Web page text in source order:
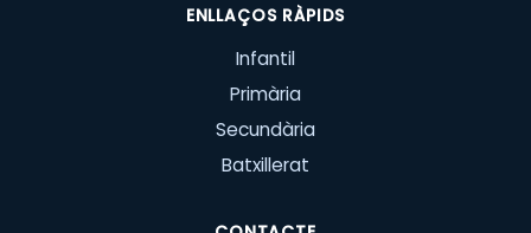
ENLLAÇOS RÀPIDS
Infantil
Primària
Secundària
Batxillerat